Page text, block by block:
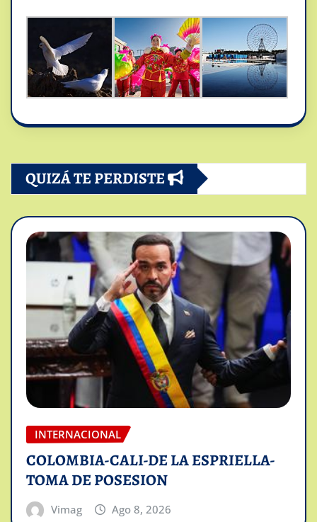
QUIZÁ TE PERDISTE
INTERNACIONAL
COLOMBIA-CALI-DE LA ESPRIELLA-
TOMA DE POSESION
Vimag Ago 8, 2026